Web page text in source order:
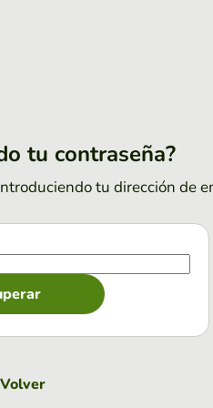
tu contraseña?
tu dirección de
Volver